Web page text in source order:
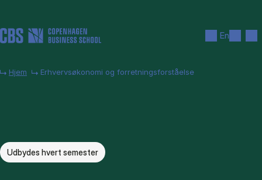
En
Hjem Erhvervsøkonomi og forretningsforståelse
Udbydes hvert semester